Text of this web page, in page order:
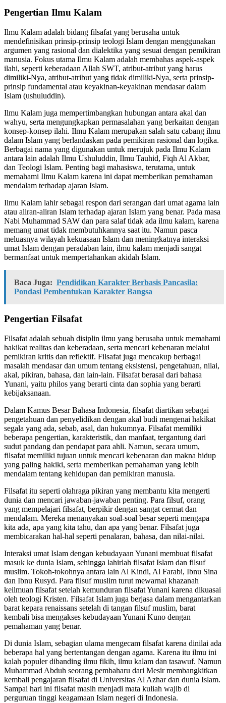
Pengertian Ilmu Kalam
Ilmu Kalam adalah bidang filsafat yang berusaha untuk
mendefinisikan prinsip-prinsip teologi Islam dengan menggunakan
argumen yang rasional dan dialektika yang sesuai dengan pemikiran
manusia. Fokus utama Ilmu Kalam adalah membahas aspek-aspek
ilahi, seperti keberadaan Allah SWT, atribut-atribut yang harus
dimiliki-Nya, atribut-atribut yang tidak dimiliki-Nya, serta prinsip-
prinsip fundamental atau keyakinan-keyakinan mendasar dalam
Islam (ushuluddin).
Ilmu Kalam juga mempertimbangkan hubungan antara akal dan
wahyu, serta mengungkapkan permasalahan yang berkaitan dengan
konsep-konsep ilahi. Ilmu Kalam merupakan salah satu cabang ilmu
dalam Islam yang berlandaskan pada pemikiran rasional dan logika.
Berbagai nama yang digunakan untuk merujuk pada Ilmu Kalam
antara lain adalah Ilmu Ushuluddin, Ilmu Tauhid, Fiqh Al Akbar,
dan Teologi Islam. Penting bagi mahasiswa, terutama, untuk
memahami Ilmu Kalam karena ini dapat memberikan pemahaman
mendalam terhadap ajaran Islam.
Ilmu Kalam lahir sebagai respon dari serangan dari umat agama lain
atau aliran-aliran Islam terhadap ajaran Islam yang benar. Pada masa
Nabi Muhammad SAW dan para salaf tidak ada ilmu kalam, karena
memang umat tidak membutuhkannya saat itu. Namun pasca
meluasnya wilayah kekuasaan Islam dan meningkatnya interaksi
umat Islam dengan peradaban lain, ilmu kalam menjadi sangat
bermanfaat untuk mempertahankan akidah Islam.
Baca Juga: Pendidikan Karakter Berbasis Pancasila:
Pondasi Pembentukan Karakter Bangsa
Pengertian Filsafat
Filsafat adalah sebuah disiplin ilmu yang berusaha untuk memahami
hakikat realitas dan keberadaan, serta mencari kebenaran melalui
pemikiran kritis dan reflektif. Filsafat juga mencakup berbagai
masalah mendasar dan umum tentang eksistensi, pengetahuan, nilai,
akal, pikiran, bahasa, dan lain-lain. Filsafat berasal dari bahasa
Yunani, yaitu philos yang berarti cinta dan sophia yang berarti
kebijaksanaan.
Dalam Kamus Besar Bahasa Indonesia, filsafat diartikan sebagai
pengetahuan dan penyelidikan dengan akal budi mengenai hakikat
segala yang ada, sebab, asal, dan hukumnya. Filsafat memiliki
beberapa pengertian, karakteristik, dan manfaat, tergantung dari
sudut pandang dan pendapat para ahli. Namun, secara umum,
filsafat memiliki tujuan untuk mencari kebenaran dan makna hidup
yang paling hakiki, serta memberikan pemahaman yang lebih
mendalam tentang kehidupan dan pemikiran manusia.
Filsafat itu seperti olahraga pikiran yang membantu kita mengerti
dunia dan mencari jawaban-jawaban penting. Para filsuf, orang
yang mempelajari filsafat, berpikir dengan sangat cermat dan
mendalam. Mereka menanyakan soal-soal besar seperti mengapa
kita ada, apa yang kita tahu, dan apa yang benar. Filsafat juga
membicarakan hal-hal seperti penalaran, bahasa, dan nilai-nilai.
Interaksi umat Islam dengan kebudayaan Yunani membuat filsafat
masuk ke dunia Islam, sehingga lahirlah filsafat Islam dan filsuf
muslim. Tokoh-tokohnya antara lain Al Kindi, Al Farabi, Ibnu Sina
dan Ibnu Rusyd. Para filsuf muslim turut mewarnai khazanah
keilmuan filsafat setelah kemunduran filsafat Yunani karena dikuasai
oleh teologi Kristen. Filsafat Islam juga berjasa dalam mengantarkan
barat kepara renaissans setelah di tangan filsuf muslim, barat
kembali bisa mengakses kebudayaan Yunani Kuno dengan
pemahaman yang benar.
Di dunia Islam, sebagian ulama mengecam filsafat karena dinilai ada
beberapa hal yang bertentangan dengan agama. Karena itu ilmu ini
kalah populer dibanding ilmu fikih, ilmu kalam dan tasawuf. Namun
Muhammad Abduh seorang pembaharu dari Mesir membangkitkan
kembali pengajaran filsafat di Universitas Al Azhar dan dunia Islam.
Sampai hari ini filsafat masih menjadi mata kuliah wajib di
perguruan tinggi keagamaan Islam negeri di Indonesia.